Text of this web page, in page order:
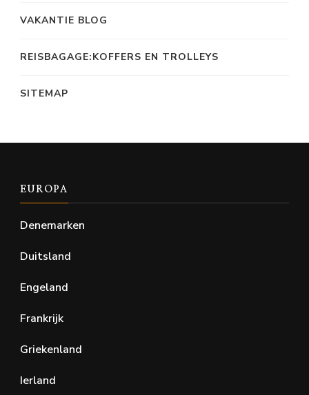
VAKANTIE BLOG
REISBAGAGE:KOFFERS EN TROLLEYS
SITEMAP
EUROPA
Denemarken
Duitsland
Engeland
Frankrijk
Griekenland
Ierland